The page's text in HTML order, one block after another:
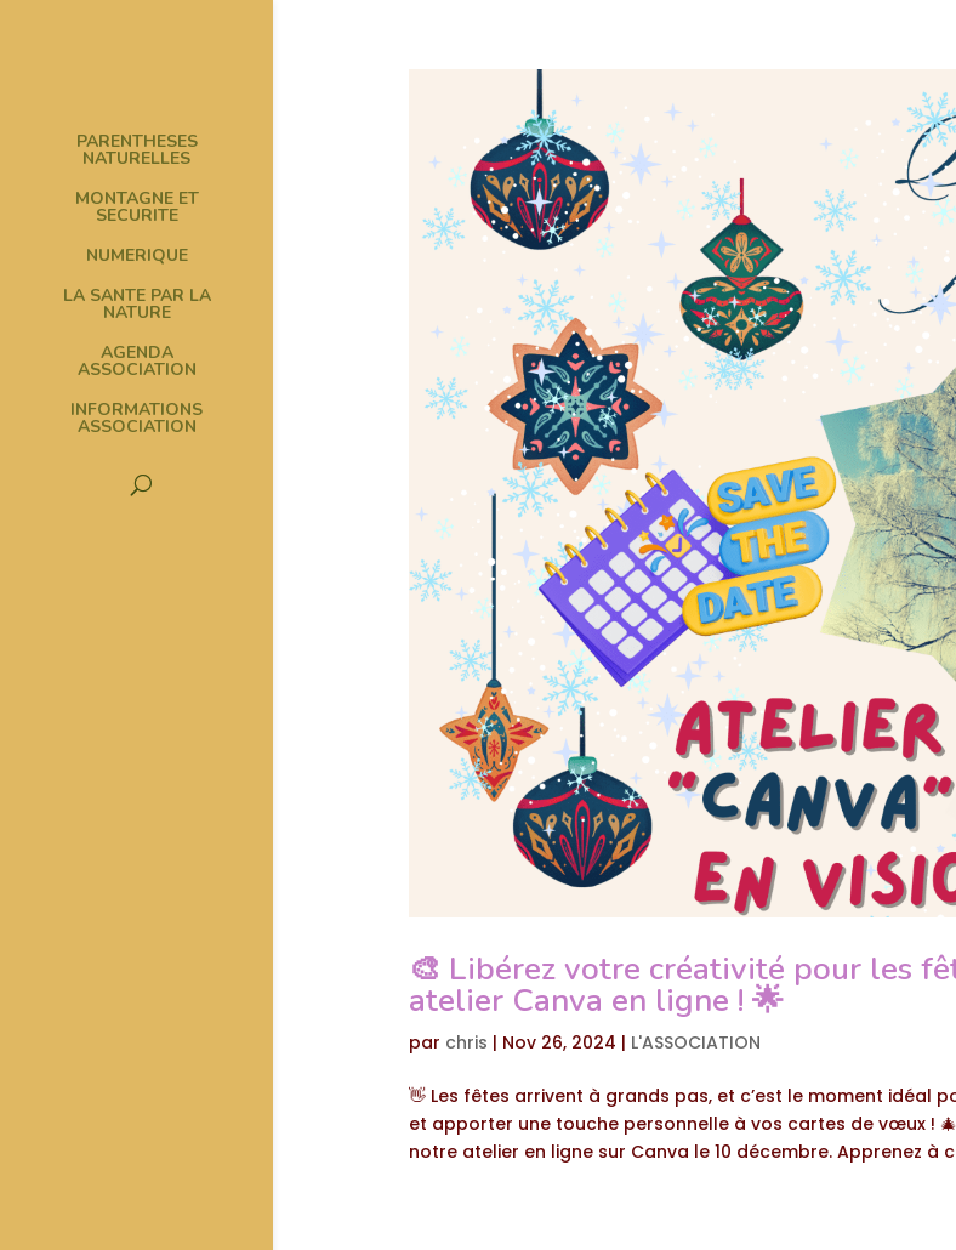
PARENTHESES
NATURELLES
MONTAGNE ET
SECURITE
NUMERIQUE
LA SANTE PAR LA
NATURE
AGENDA
ASSOCIATION
INFORMATIONS
ASSOCIATION
🎨 Libérez votre créativité pour les
atelier Canva en ligne ! 🌟
par chris | Nov 26, 2024 | L'ASSOCIATION
👋 Les fêtes arrivent à grands pas, et c’est le moment idéal
et apporter une touche personnelle à vos cartes de vœux !
notre atelier en ligne sur Canva le 10 décembre. Apprenez à